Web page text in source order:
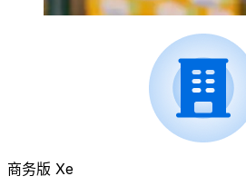
商务版 Xe